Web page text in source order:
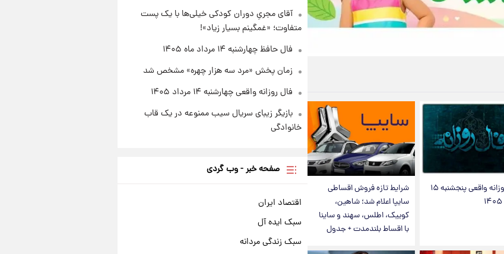
فال روزانه واقعی پنجشنبه ۱۵
شرایط تازه فروش اقساطی
سایپا اعلام شد؛ شاهین،
کوییک، اطلس، سهند و ساینا
با اقساط بلندمدت + جدول
آقای مجریِ دوران کودکی خیلی‌ها با یک پست
متفاوت؛ «غمگینم بسیار زیاد»!
فال حافظ چهارشنبه ۱۴ مرداد ماه ۱۴۰۵
زمان پخش «مرد سه هزار چهره» مشخص شد
فال روزانه واقعی چهارشنبه ۱۴ مرداد ۱۴۰۵
بازیگر زیبای سریال سیب ممنوعه در یک قاب
خانوادگی
صفحه خبر - وب گردی
اقتصاد ایران
سبک ایده آل
سبک زندگی مردانه